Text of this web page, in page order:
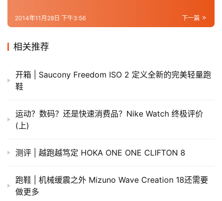
下一篇
2014年11月28日 下午3:56
相关推荐
开箱 | Saucony Freedom ISO 2 定义全新的完美轻量跑
鞋
运动？数码？还是快速消费品？Nike Watch 终极评价
(上)
测评 | 越跑越笃定 HOKA ONE ONE CLIFTON 8
跑鞋 | 机械缓震之外 Mizuno Wave Creation 18还需要
做更多